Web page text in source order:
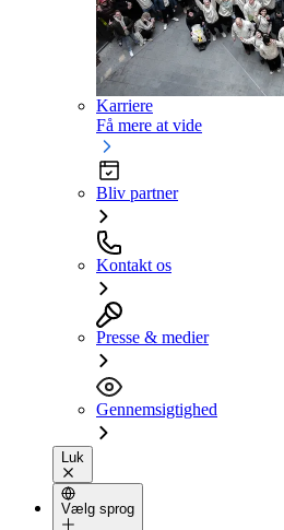
Karriere
Få mere at vide
Bliv partner
Kontakt os
Presse & medier
Gennemsigtighed
Luk
Vælg sprog